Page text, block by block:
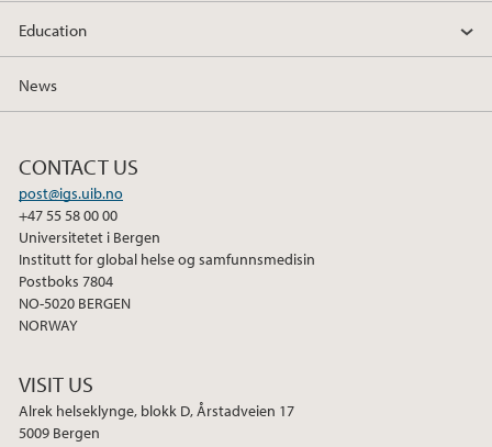
Education
News
CONTACT US
post@igs.uib.no
+47 55 58 00 00
Universitetet i Bergen
Institutt for global helse og samfunnsmedisin
Postboks 7804
NO-5020 BERGEN
NORWAY
VISIT US
Alrek helseklynge, blokk D, Årstadveien 17
5009 Bergen